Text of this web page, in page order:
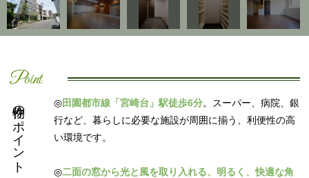
Point
物件のポイント ◎田園都市線「宮崎台」駅徒歩6分。スーパー、病院、銀
行など、暮らしに必要な施設が周囲に揃う、利便性の高
い環境です。
◎二面の窓から光と風を取り入れる、明るく、快適な角